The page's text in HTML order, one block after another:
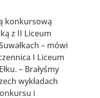
konkursową
z II Liceum
– mówi
I Liceum
– Brałyśmy
wykładach
i